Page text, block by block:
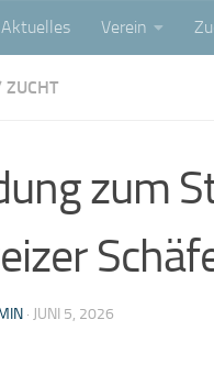
Aktuelles Verein
ZUCHT
zum
· JUNI 5, 2026